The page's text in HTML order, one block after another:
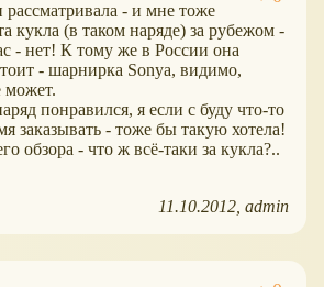
- и мне тоже
кукла (в таком наряде) за рубежом -
- нет! К тому же в России она
- шарнирка Sonya, видимо,
может.
понравился, я если с буду что-то
заказывать - тоже бы такую хотела!
обзора - что ж всё-таки за кукла?..
11.10.2012 admin